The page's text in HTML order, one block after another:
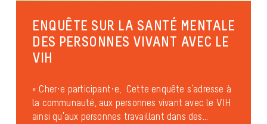
ENQUÊTE SUR LA SANTÉ MENTALE
DES PERSONNES VIVANT AVEC LE
VIH
« Cher·e participant·e, Cette enquête s’adresse à
la communauté, aux personnes vivant avec le VIH
ainsi qu’aux personnes travaillant dans des...